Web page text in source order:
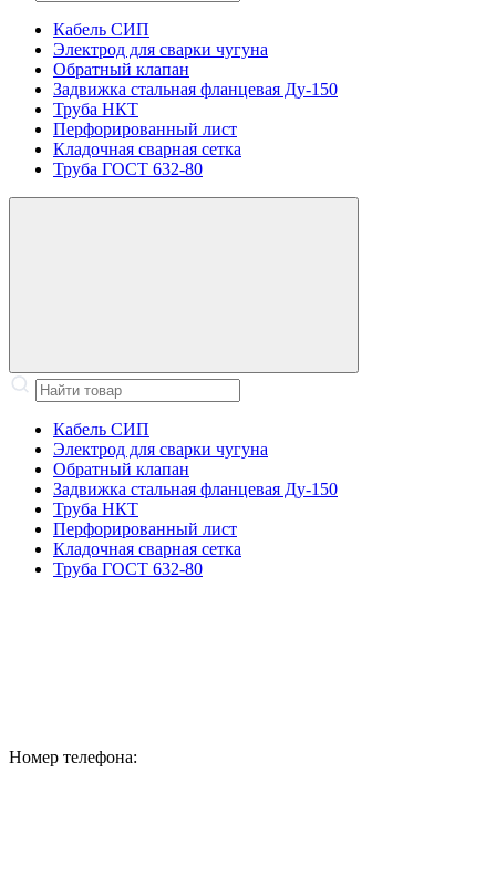
Кабель СИП
Электрод для сварки чугуна
Обратный клапан
Задвижка стальная фланцевая Ду-150
Труба НКТ
Перфорированный лист
Кладочная сварная сетка
Труба ГОСТ 632-80
Кабель СИП
Электрод для сварки чугуна
Обратный клапан
Задвижка стальная фланцевая Ду-150
Труба НКТ
Перфорированный лист
Кладочная сварная сетка
Труба ГОСТ 632-80
Номер телефона: